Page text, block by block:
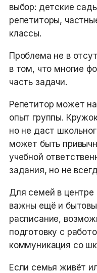
выбор: детские
репетиторы,
классы.
Проблема не в
в том, что многие
часть задачи.
Репетитор может
опыт группы.
но не даст
может быть
учебной
задания, но не
Для семей в центре
важны ещё и
расписание,
подготовку с
коммуникация со
Если семья живёт